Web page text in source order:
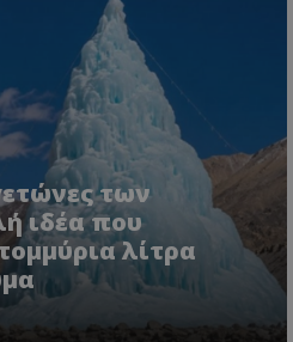
των
ιδέα που
λίτρα